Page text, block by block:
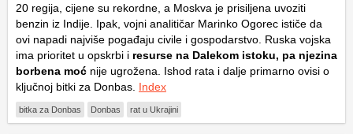
20 regija, cijene su rekordne, a Moskva je prisiljena uvoziti
benzin iz Indije. Ipak, vojni analitičar Marinko Ogorec ističe da
ovi napadi najviše pogađaju civile i gospodarstvo. Ruska vojska
ima prioritet u opskrbi i resurse na Dalekom istoku, pa njezina
borbena moć nije ugrožena. Ishod rata i dalje primarno ovisi o
ključnoj bitki za Donbas. Index
bitka za Donbas Donbas rat u Ukrajini